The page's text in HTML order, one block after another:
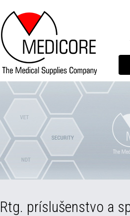
Rtg. príslušenstvo a